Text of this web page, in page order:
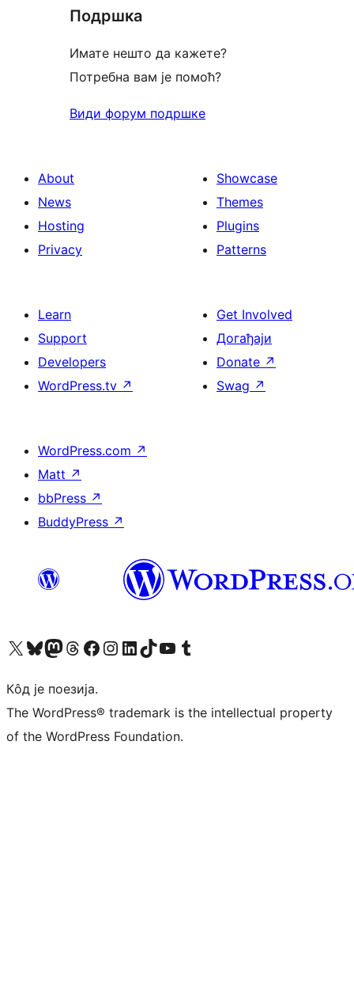
review
Подршка
Имате нешто да кажете?
Потребна вам је помоћ?
Види форум подршке
About
News
Hosting
Privacy
Showcase
Themes
Plugins
Patterns
Learn
Support
Developers
WordPress.tv ↗
Get Involved
Догађаји
Donate ↗
Swag ↗
WordPress.com ↗
Matt ↗
bbPress ↗
BuddyPress ↗
Visit our X (formerly Twitter) account
Посетите наш Bluesky налог
Visit our Mastodon account
Посетите наш налог на Threads-у Visit our Facebook page
Посетите наш Инстаграм налог
Visit our LinkedIn account
Посетите наш TikTok налог
Visit our YouTube channel
Посетите наш Tumblr налог
Кôд је поезија.
The WordPress® trademark is the intellectual property
of the WordPress Foundation.